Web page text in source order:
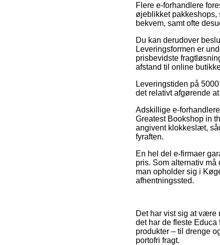
Flere e-forhandlere
øjeblikket pakkeshops,
bekvem, samt ofte
Du kan derudover
Leveringsformen er
prisbevidste
afstand til online
Leveringstiden på
det relativt afgørende
Adskillige e-
Greatest Bookshop in
angivent klokkeslæt,
fyraften.
En hel del e-firmaer
pris. Som alternativ
man opholder sig i
afhentningssted.
Det har vist sig at være
det har de fleste
produkter – til drenge
portofri fragt.